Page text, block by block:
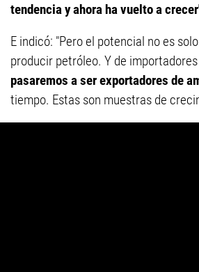
tendencia y ahora ha vuelto a
E indicó: "Pero el potencial no es
producir petróleo. Y de
pasaremos a ser exportadores de
tiempo. Estas son muestras de